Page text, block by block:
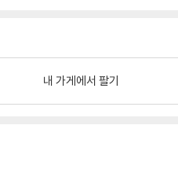
내 가게에서 팔기